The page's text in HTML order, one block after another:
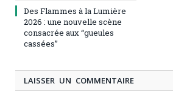
Des Flammes à la Lumière
2026 : une nouvelle scène
consacrée aux “gueules
cassées”
LAISSER UN COMMENTAIRE